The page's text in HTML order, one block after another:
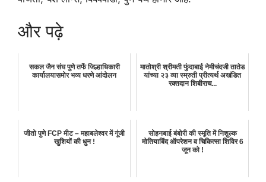
और पढ़े
सकल जैन संघ पुणे तर्फे जिल्हाधिकारी
कार्यालयासमोर भव्य धरणे आंदोलन
मातोश्री श्रीमती फुंदाबाई नेमीचंदजी तातेड
यांच्या २३ व्या स्म्रुती प्रीत्यर्थ अखंडित
रक्तदान शिबीराच...
जीतो पुणे FCP मीट – महाबलेश्वर में गूंजी
खुशियों की धुन !
सोहनबाई बंबोरी की स्मृति में निशुल्क
मोतियाबिंद ऑपरेशन व चिकित्सा शिविर 6
जून को !